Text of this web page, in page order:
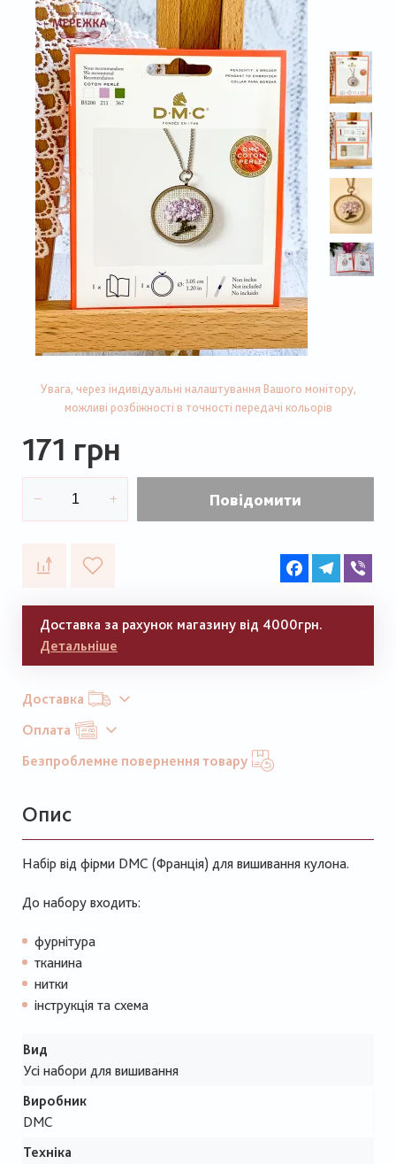
Увага, через індивідуальні налаштування Вашого монітору,
можливі розбіжності в точності передачі кольорів
171 грн
Повідомити
FacebookTelegram
Доставка за рахунок магазину від 4000грн.
Детальніше
Доставка
Оплата
Безпроблемне повернення товару
Опис
Набір від фірми DMC (Франція) для вишивання кулона.
До набору входить:
фурнітура
тканина
нитки
інструкція та схема
Вид
Усі набори для вишивання
Виробник
DMC
Техніка